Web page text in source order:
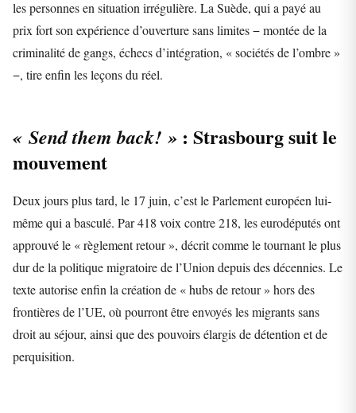
les personnes en situation irrégulière. La Suède, qui a payé au
prix fort son expérience d’ouverture sans limites − montée de la
criminalité de gangs, échecs d’intégration, « sociétés de l’ombre »
−, tire enfin les leçons du réel.
« Send them back! » : Strasbourg suit le
mouvement
Deux jours plus tard, le 17 juin, c’est le Parlement européen lui-
même qui a basculé. Par 418 voix contre 218, les eurodéputés ont
approuvé le « règlement retour », décrit comme le tournant le plus
dur de la politique migratoire de l’Union depuis des décennies. Le
texte autorise enfin la création de « hubs de retour » hors des
frontières de l’UE, où pourront être envoyés les migrants sans
droit au séjour, ainsi que des pouvoirs élargis de détention et de
perquisition.